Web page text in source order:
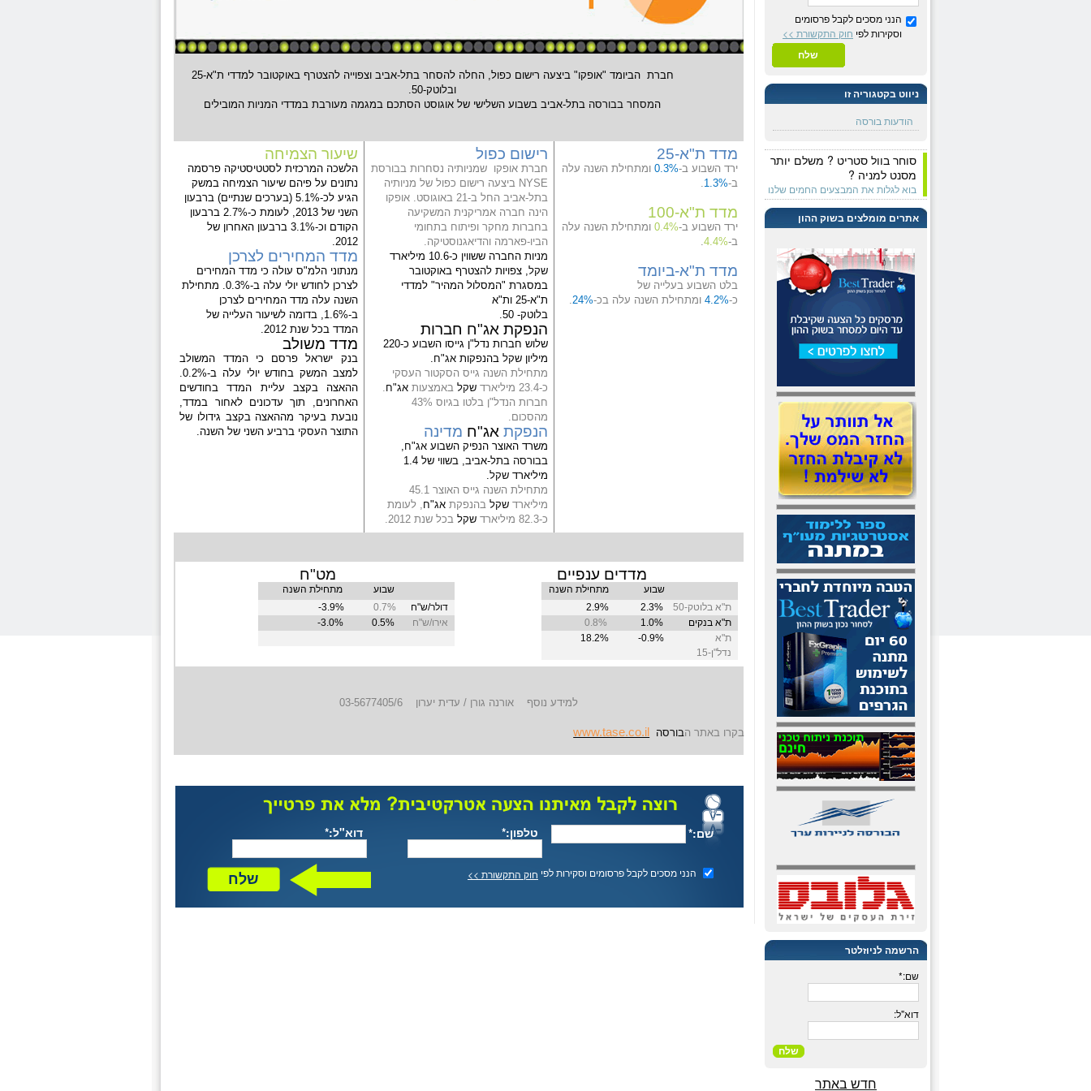
חברת
הביומד "אופקו" ביצעה רישום כפול, החלה להסחר בתל-אביב וצפוייה להצטרף באוקטובר למדדי ת"א-25
ובלוטק-50.
המסחר בבורסה בתל-אביב בשבוע השלישי של אוגוסט הסתכם במגמה מעורבת במדדי המניות המובילים
מדד ת"א-25
ירד השבוע ב-0.3% ומתחילת השנה עלה
ב-1.3%
.
מדד ת"א-100
ירד השבוע ב-0.4% ומתחילת השנה עלה
ב-4.4%
.
מדד ת"א-ביומד
בלט השבוע בעלייה של
כ-4.2% ומתחילת השנה עלה בכ- 24%
.
רישום כפול
חברתאופקו
שמניותיה נסחרות בבורסת
NYSE ביצעה רישום כפול של מניותיה
בתל-אביב החל ב-21 באוגוסט. אופקו
הינה חברה אמריקנית המשקיעה
בחברות מחקר ופיתוח בתחומי
הביו-פארמה והדיאגנוסטיקה.
מניות החברה ששווין כ-10.6 מיליארד
שקל, צפויות להצטרף באוקטובר
במסגרת "המסלול המהיר" למדדי
ת"א-25 ות"א
בלוטק- 50.
הנפקת אג"ח חברות
שלוש חברות נדל"ן גייסו השבוע כ-220
מיליוןשקל בהנפקותאג"ח.
מתחילת השנה גייס הסקטור העסקי
כ-23.4 מיליארד
שקל באמצעותאג"ח.
חברות הנדל"ן בלטו בגיוס 43%
מהסכום.
הנפקת אג"ח מדינה
משרד האוצר הנפיק השבועאג"ח,
בבורסה
בתל-אביב, בשווי של 1.4
מיליארדשקל.
מתחילת השנה גייס האוצר 45.1
מיליארדשקל בהנפקתאג"ח, לעומת
כ-82.3 מיליארד
שקל בכל שנת 2012.
שיעור הצמיחה
הלשכה המרכזית לסטטיסטיקה פרסמה
נתונים על פיהם שיעור הצמיחה במשק
הגיע לכ-5.1% (בערכים שנתיים) ברבעון
השני של 2013, לעומת כ-2.7% ברבעון
הקודם וכ-3.1% ברבעון האחרון של
2012.
מדד המחירים לצרכן
מנתוני הלמ"ס עולה כי מדד המחירים
לצרכן לחודש יולי עלה ב-0.3%. מתחילת
השנה עלה מדד המחירים לצרכן
ב-1.6%, בדומה לשיעור העלייה של
המדד בכל שנת 2012.
מדד משולב
בנק ישראל פרסם כי המדד המשולב
למצב המשק בחודש יולי עלה ב-0.2%.
ההאצה בקצב עליית המדד בחודשים
האחרונים, תוך עדכונים לאחור במדד,
נובעת בעיקר מההאצה בקצב גידולו של
התוצר העסקי ברביע השני של השנה.
מדדים ענפיים
שבוע
מתחילת השנה
ת"א בלוטק-50
2.3%
2.9%
ת"א בנקים
1.0%
0.8%
ת"א
נדל"ן-15
0.9%-
18.2%
מט"ח
שבוע
מתחילת השנה
דולר/ש"ח 0.7%
3.9%-
אירו/ש"ח
0.5%
3.0%-
למידע נוסף אורנה גורן / עדית יערון 03-5677405/6
בקרו באתר הבורסה www.tase.co.il
שם:* טלפון:* דוא"ל:*
הנני מסכים לקבל פרסומים וסקירות לפי חוק התקשורת >> שלח
הנני מסכים לקבל פרסומים
וסקירות לפי חוק התקשורת >>
שלח
ניווט בקטגוריה זו
הודעות בורסה
סוחר בוול סטריט ? משלם יותר
מסנט למניה ?
בוא לגלות את המבצעים החמים שלנו
אתרים מומלצים בשוק ההון
הרשמה לניוזלטר
שם:*
דוא"ל:
שלח
חדש באתר